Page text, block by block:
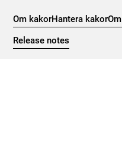
Om kakorHantera kakor
Release notes